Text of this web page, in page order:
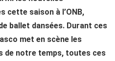
cette saison à l’ONB,
ballet dansées. Durant ces
met en scène les
de notre temps, toutes ces